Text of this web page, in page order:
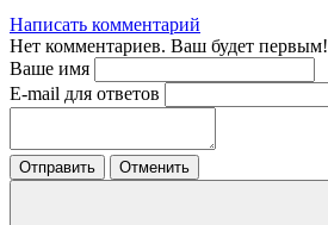
Написать комментарий
Нет комментариев. Ваш будет первым!
Ваше имя
E-mail для ответов
Отправить Отменить